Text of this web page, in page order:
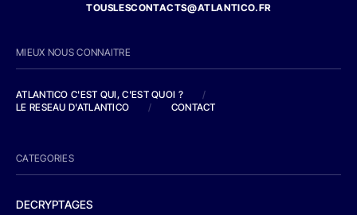
TOUSLESCONTACTS@ATLANTICO.FR
MIEUX NOUS CONNAITRE
ATLANTICO C'EST QUI, C'EST QUOI ?
/
LE RESEAU D'ATLANTICO
/ CONTACT
CATEGORIES
DECRYPTAGES